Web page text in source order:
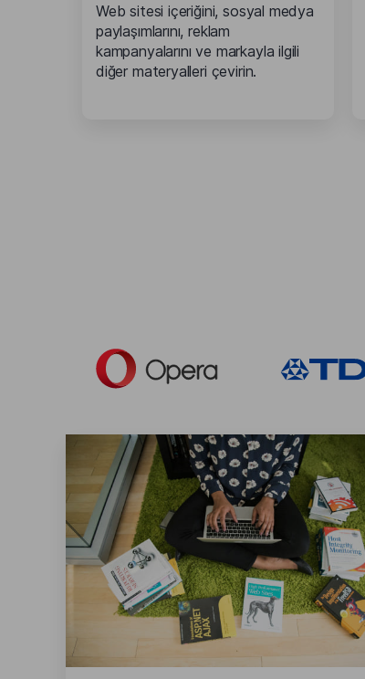
Web sitesi içeriğini, sosyal medya
paylaşımlarını, reklam
kampanyalarını ve markayla ilgili
diğer materyalleri çevirin.